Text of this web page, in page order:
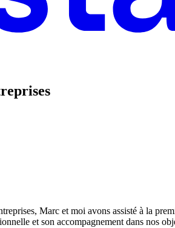
Marc et moi avons assisté à la
et son accompagnement dans nos